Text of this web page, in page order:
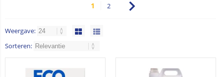
1 2
Weergave:
Sorteren: